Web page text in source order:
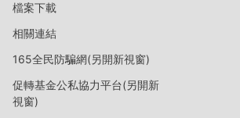
檔案下載
相關連結
165全民防騙網(另開新視窗)
促轉基金公私協力平台(另開新
視窗)